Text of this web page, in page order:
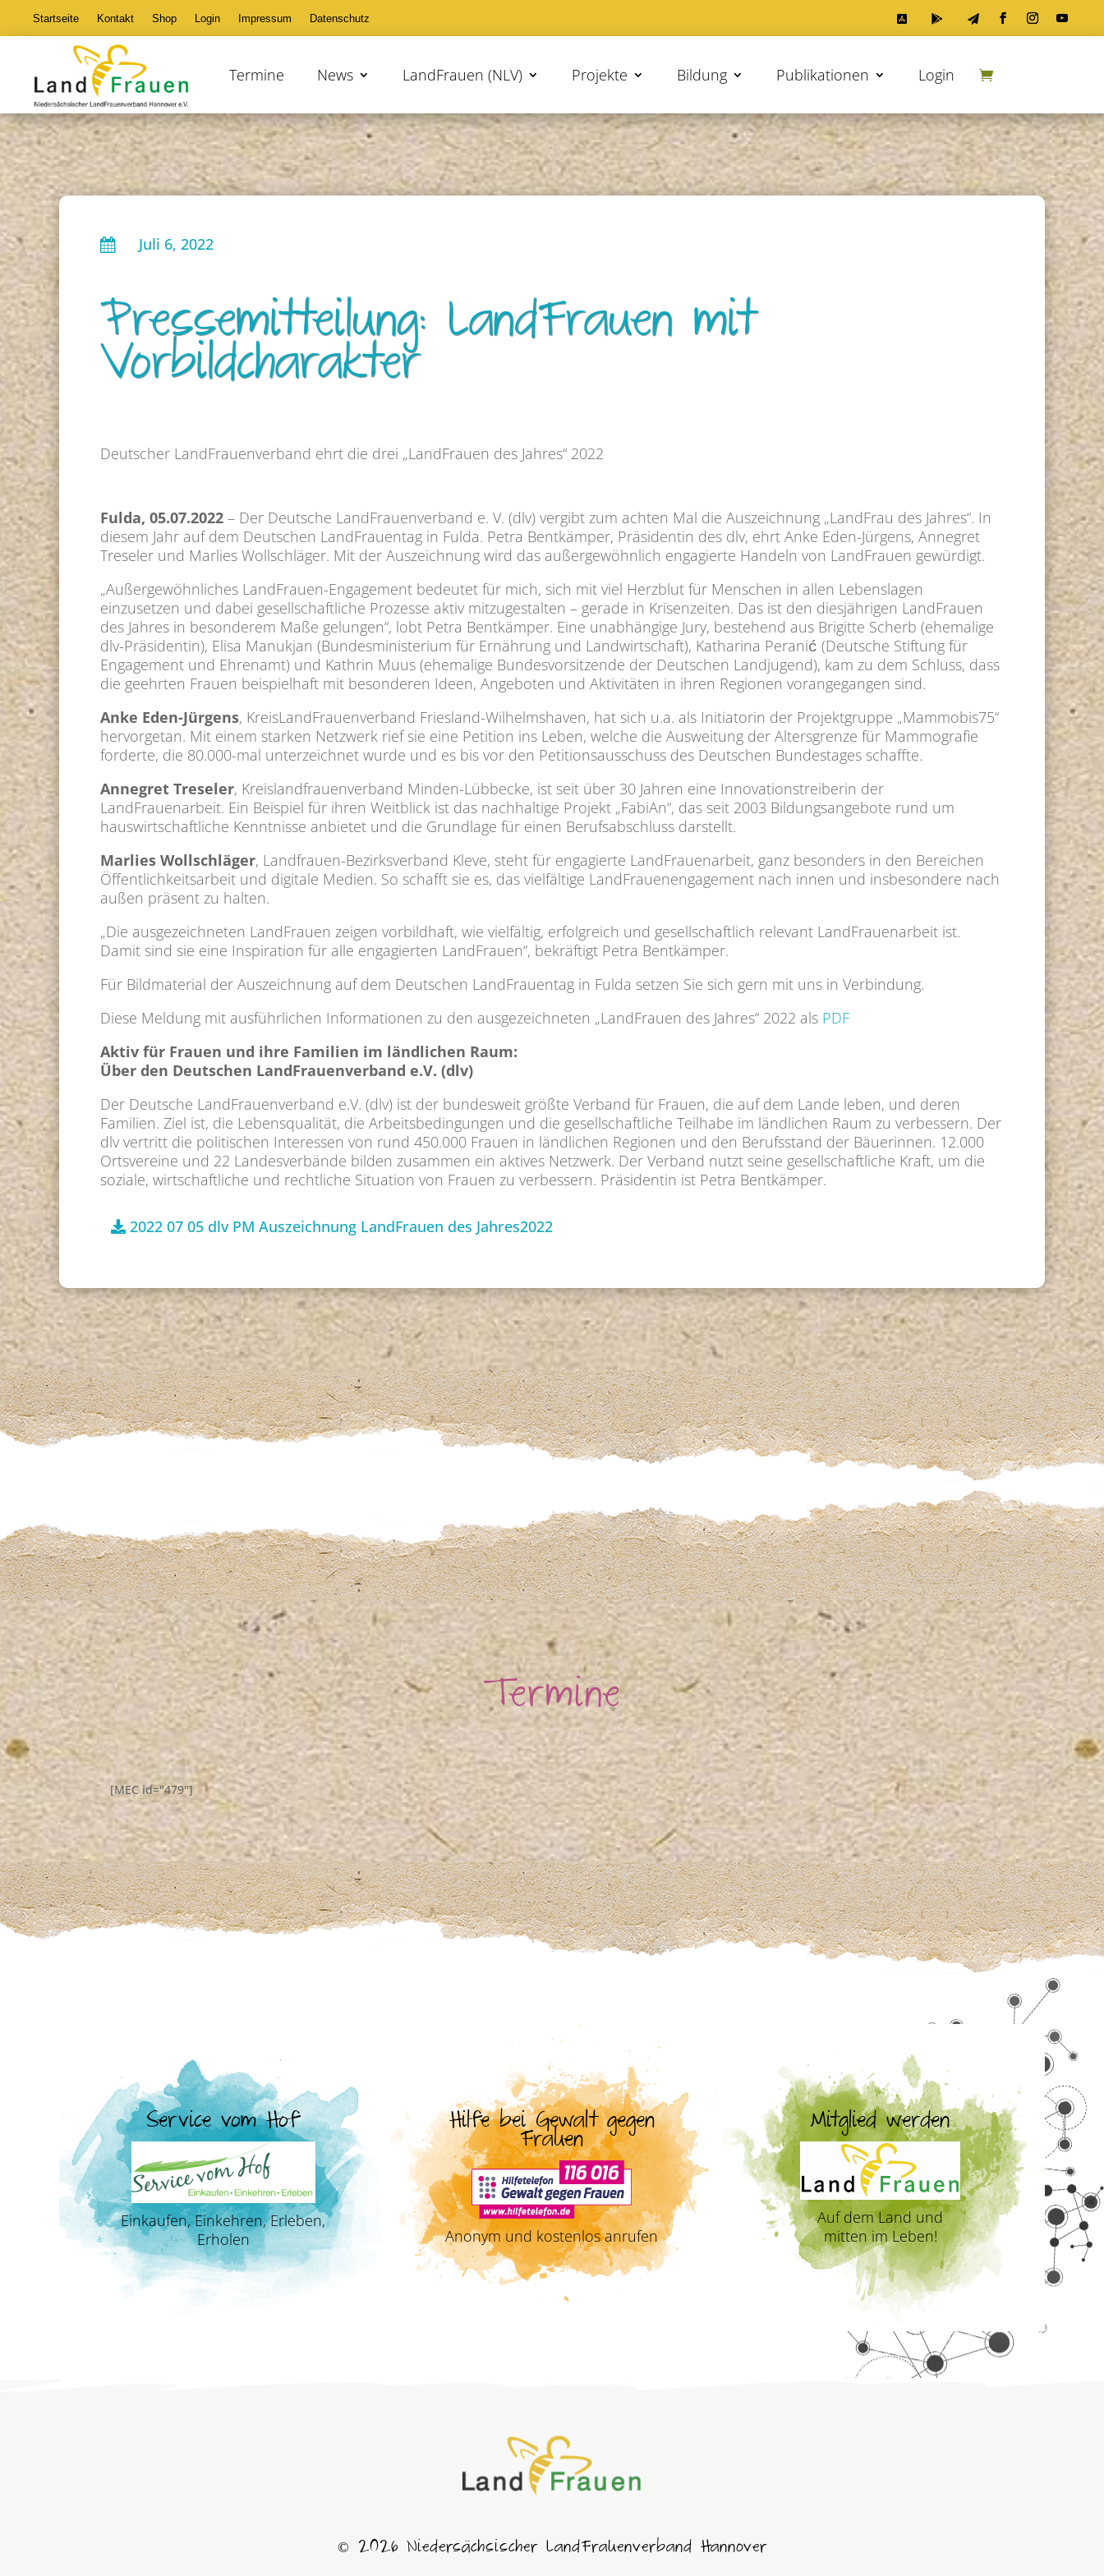
Startseite Kontakt Shop Login Impressum Datenschutz 


Termine News LandFrauen (NLV) Projekte Bildung Publikationen Login
 Juli 6, 2022
Pressemitteilung: LandFrauen mit
Vorbildcharakter
Deutscher LandFrauenverband ehrt die drei „LandFrauen des Jahres“ 2022
Fulda, 05.07.2022 – Der Deutsche LandFrauenverband e. V. (dlv) vergibt zum achten Mal die Auszeichnung „LandFrau des Jahres“. In
diesem Jahr auf dem Deutschen LandFrauentag in Fulda. Petra Bentkämper, Präsidentin des dlv, ehrt Anke Eden-Jürgens, Annegret
Treseler und Marlies Wollschläger. Mit der Auszeichnung wird das außergewöhnlich engagierte Handeln von LandFrauen gewürdigt.
„Außergewöhnliches LandFrauen-Engagement bedeutet für mich, sich mit viel Herzblut für Menschen in allen Lebenslagen
einzusetzen und dabei gesellschaftliche Prozesse aktiv mitzugestalten – gerade in Krisenzeiten. Das ist den diesjährigen LandFrauen
des Jahres in besonderem Maße gelungen“, lobt Petra Bentkämper. Eine unabhängige Jury, bestehend aus Brigitte Scherb (ehemalige
dlv-Präsidentin), Elisa Manukjan (Bundesministerium für Ernährung und Landwirtschaft), Katharina Peranić (Deutsche Stiftung für
Engagement und Ehrenamt) und Kathrin Muus (ehemalige Bundesvorsitzende der Deutschen Landjugend), kam zu dem Schluss, dass
die geehrten Frauen beispielhaft mit besonderen Ideen, Angeboten und Aktivitäten in ihren Regionen vorangegangen sind.
Anke Eden-Jürgens, KreisLandFrauenverband Friesland-Wilhelmshaven, hat sich u.a. als Initiatorin der Projektgruppe „Mammobis75“
hervorgetan. Mit einem starken Netzwerk rief sie eine Petition ins Leben, welche die Ausweitung der Altersgrenze für Mammografie
forderte, die 80.000-mal unterzeichnet wurde und es bis vor den Petitionsausschuss des Deutschen Bundestages schaffte.
Annegret Treseler, Kreislandfrauenverband Minden-Lübbecke, ist seit über 30 Jahren eine Innovationstreiberin der
LandFrauenarbeit. Ein Beispiel für ihren Weitblick ist das nachhaltige Projekt „FabiAn“, das seit 2003 Bildungsangebote rund um
hauswirtschaftliche Kenntnisse anbietet und die Grundlage für einen Berufsabschluss darstellt.
Marlies Wollschläger, Landfrauen-Bezirksverband Kleve, steht für engagierte LandFrauenarbeit, ganz besonders in den Bereichen
Öffentlichkeitsarbeit und digitale Medien. So schafft sie es, das vielfältige LandFrauenengagement nach innen und insbesondere nach
außen präsent zu halten.
„Die ausgezeichneten LandFrauen zeigen vorbildhaft, wie vielfältig, erfolgreich und gesellschaftlich relevant LandFrauenarbeit ist.
Damit sind sie eine Inspiration für alle engagierten LandFrauen“, bekräftigt Petra Bentkämper.
Für Bildmaterial der Auszeichnung auf dem Deutschen LandFrauentag in Fulda setzen Sie sich gern mit uns in Verbindung.
Diese Meldung mit ausführlichen Informationen zu den ausgezeichneten „LandFrauen des Jahres“ 2022 als PDF
Aktiv für Frauen und ihre Familien im ländlichen Raum:
Über den Deutschen LandFrauenverband e.V. (dlv)
Der Deutsche LandFrauenverband e.V. (dlv) ist der bundesweit größte Verband für Frauen, die auf dem Lande leben, und deren
Familien. Ziel ist, die Lebensqualität, die Arbeitsbedingungen und die gesellschaftliche Teilhabe im ländlichen Raum zu verbessern. Der
dlv vertritt die politischen Interessen von rund 450.000 Frauen in ländlichen Regionen und den Berufsstand der Bäuerinnen. 12.000
Ortsvereine und 22 Landesverbände bilden zusammen ein aktives Netzwerk. Der Verband nutzt seine gesellschaftliche Kraft, um die
soziale, wirtschaftliche und rechtliche Situation von Frauen zu verbessern. Präsidentin ist Petra Bentkämper.
2022 07 05 dlv PM Auszeichnung LandFrauen des Jahres2022
Termine
[MEC id="479"]
Service vom Hof
Einkaufen, Einkehren, Erleben,
Erholen
Hilfe bei Gewalt gegen
Frauen
Anonym und kostenlos anrufen
Mitglied werden
Auf dem Land und
mitten im Leben!
© 2026 Niedersächsischer LandFrauenverband Hannover